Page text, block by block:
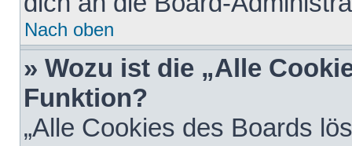
Nach oben
» Wozu ist die „Alle
Funktion?
„Alle Cookies des Boards